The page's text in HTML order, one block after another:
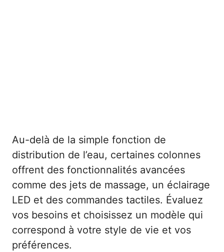
Au-delà de la simple fonction de
distribution de l’eau, certaines colonnes
offrent des fonctionnalités avancées
comme des jets de massage, un éclairage
LED et des commandes tactiles. Évaluez
vos besoins et choisissez un modèle qui
correspond à votre style de vie et vos
préférences.